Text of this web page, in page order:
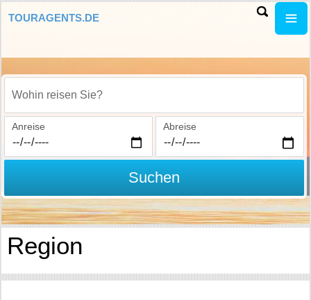
TOURAGENTS.DE
Wohin reisen Sie?
Anreise Abreise
Suchen
Region